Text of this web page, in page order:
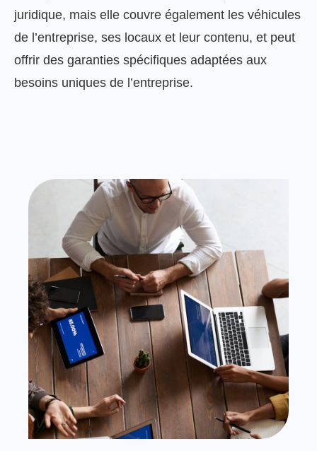
juridique, mais elle couvre également les véhicules
de l’entreprise, ses locaux et leur contenu, et peut
offrir des garanties spécifiques adaptées aux
besoins uniques de l’entreprise.